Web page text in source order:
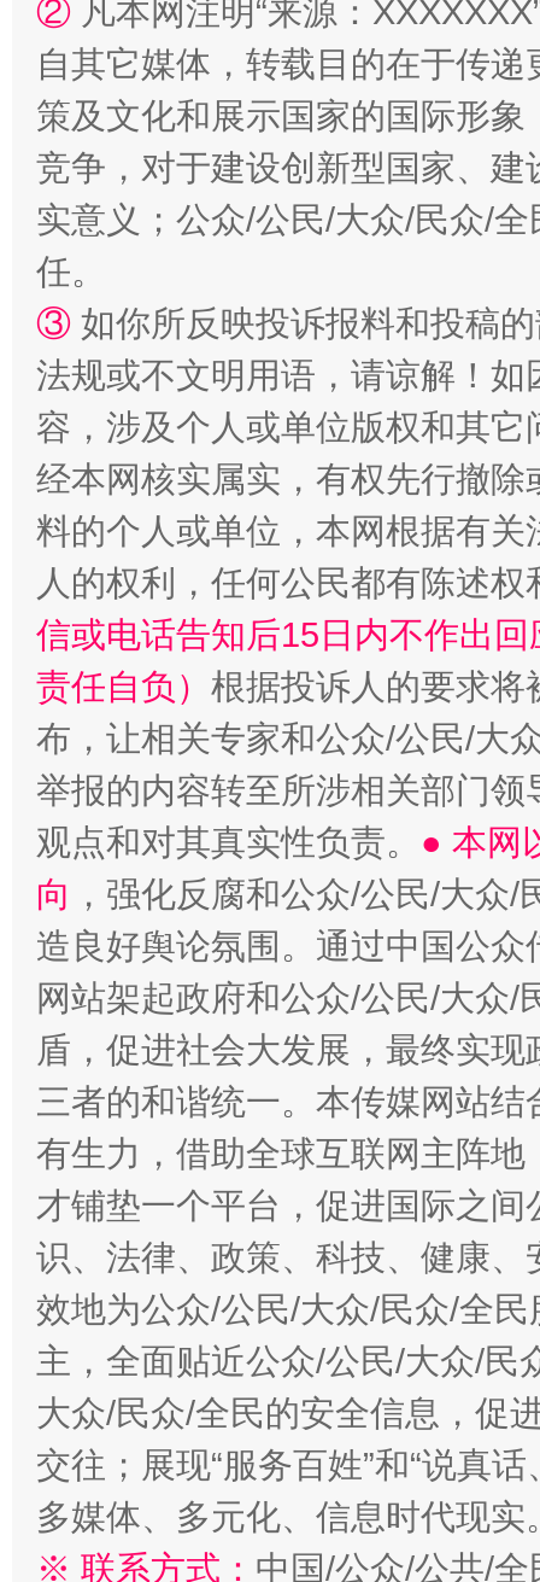
漫山遍野的桃花与雪山、麦地、白藏房 除
招工难、用工荒背后
② 凡本网注明“来源：
自其它媒体，转载目的在于传
策及文化和展示国家的国际形
竞争，对于建设创新型国家、
实意义；公众/公民/大众/民众/
任。
③ 如你所反映投诉报料和投稿
法规或不文明用语，请谅解！
容，涉及个人或单位版权和其它
经本网核实属实，有权先行撤
料的个人或单位，本网根据有
人的权利，任何公民都有陈述
信或电话告知后15日内不作出
责任自负） 根据投诉人的要求将
布，让相关专家和公众/公民/大
举报的内容转至所涉相关部门
观点和对其真实性负责。 ● 本网
向 ，强化反腐和公众/公民/大众
造良好舆论氛围。通过中国公
网站架起政府和公众/公民/大众
盾，促进社会大发展，最终实
三者的和谐统一。本传媒网站
有生力，借助全球互联网主阵
才铺垫一个平台，促进国际之
识、法律、政策、科技、健康
效地为公众/公民/大众/民众/全
主，全面贴近公众/公民/大众/民
大众/民众/全民的安全信息，促
交往；展现“服务百姓”和“说真
多媒体、多元化、信息时代现实
※ 联系方式： 中国/公众/公共/